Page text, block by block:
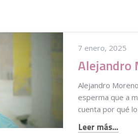
7 enero, 2025
Alejandro
esperma que a
cuenta por qué
Leer más...